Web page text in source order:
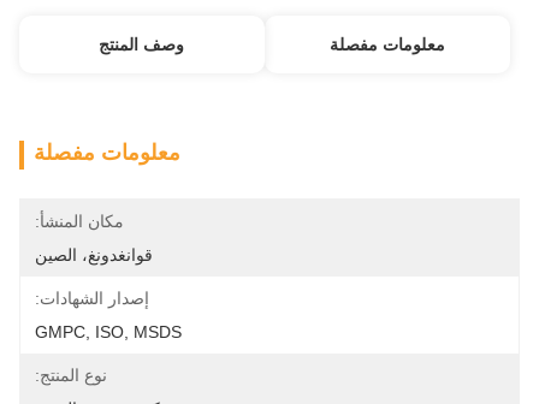
معلومات مفصلة وصف المنتج
معلومات مفصلة
مكان المنشأ:
قوانغدونغ، الصين
إصدار الشهادات:
GMPC, ISO, MSDS
نوع المنتج: